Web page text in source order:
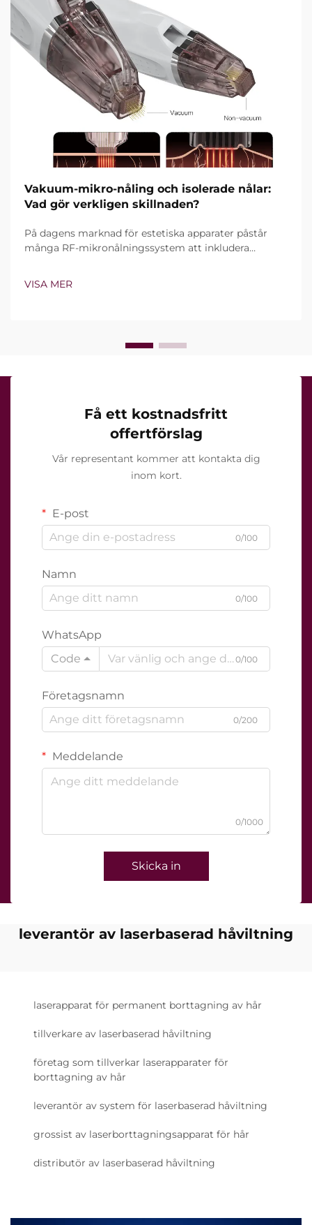
Vakuum-mikro-nåling och isolerade nålar:
Vad gör verkligen skillnaden?
På dagens marknad för estetiska apparater påstår
många RF-mikronålningssystem att inkludera
utan hur exakt de fungerar under klinisk behandling...
VISA MER
Få ett kostnadsfritt
offertförslag
Vår representant kommer att kontakta dig
inom kort.
E-post
0/100
Namn
0/100
WhatsApp
Code
0/100
Företagsnamn
0/200
Meddelande
0/1000
Skicka in
leverantör av laserbaserad håviltning
laserapparat för permanent borttagning av hår
tillverkare av laserbaserad håviltning
företag som tillverkar laserapparater för
borttagning av hår
leverantör av system för laserbaserad håviltning
grossist av laserborttagningsapparat för hår
distributör av laserbaserad håviltning